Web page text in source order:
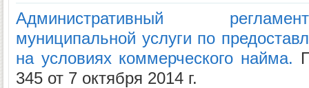
Административный
муниципальной услуги по
на условиях коммерческого найма.
345 от 7 октября 2014 г.